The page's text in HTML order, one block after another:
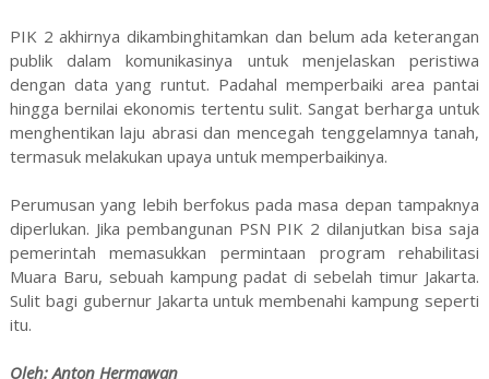
PIK 2 akhirnya dikambinghitamkan dan belum ada keterangan
publik dalam komunikasinya untuk menjelaskan peristiwa
dengan data yang runtut. Padahal memperbaiki area pantai
hingga bernilai ekonomis tertentu sulit. Sangat berharga untuk
menghentikan laju abrasi dan mencegah tenggelamnya tanah,
termasuk melakukan upaya untuk memperbaikinya.
Perumusan yang lebih berfokus pada masa depan tampaknya
diperlukan. Jika pembangunan PSN PIK 2 dilanjutkan bisa saja
pemerintah memasukkan permintaan program rehabilitasi
Muara Baru, sebuah kampung padat di sebelah timur Jakarta.
Sulit bagi gubernur Jakarta untuk membenahi kampung seperti
itu.
Oleh: Anton Hermawan